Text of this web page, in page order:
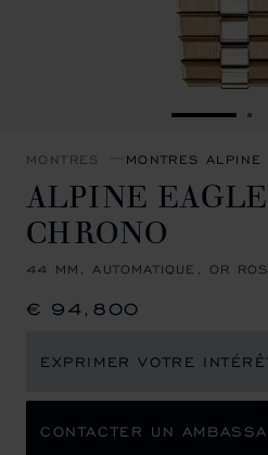
ALLER À
MONTRES MONTRES ALPINE
ALPINE
CHRONO
44 MM, AUTOMATIQUE, OR
€ 94,800
EXPRIMER VOTRE
CONTACTER UN